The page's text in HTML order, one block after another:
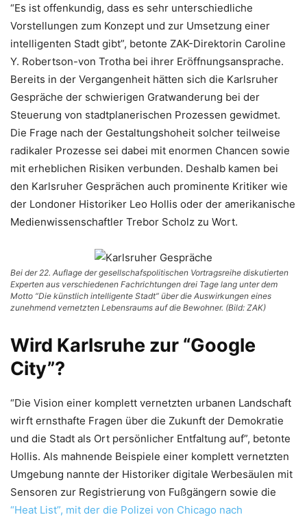
“Es ist offenkundig, dass es sehr unterschiedliche
Vorstellungen zum Konzept und zur Umsetzung einer
intelligenten Stadt gibt”, betonte ZAK-Direktorin Caroline
Y. Robertson-von Trotha bei ihrer Eröffnungsansprache.
Bereits in der Vergangenheit hätten sich die Karlsruher
Gespräche der schwierigen Gratwanderung bei der
Steuerung von stadtplanerischen Prozessen gewidmet.
Die Frage nach der Gestaltungshoheit solcher teilweise
radikaler Prozesse sei dabei mit enormen Chancen sowie
mit erheblichen Risiken verbunden. Deshalb kamen bei
den Karlsruher Gesprächen auch prominente Kritiker wie
der Londoner Historiker Leo Hollis oder der amerikanische
Medienwissenschaftler Trebor Scholz zu Wort.
Bei der 22. Auflage der gesellschafspolitischen Vortragsreihe diskutierten
Experten aus verschiedenen Fachrichtungen drei Tage lang unter dem
Motto “Die künstlich intelligente Stadt” über die Auswirkungen eines
zunehmend vernetzten Lebensraums auf die Bewohner. (Bild: ZAK)
Wird Karlsruhe zur “Google
City”?
“Die Vision einer komplett vernetzten urbanen Landschaft
wirft ernsthafte Fragen über die Zukunft der Demokratie
und die Stadt als Ort persönlicher Entfaltung auf”, betonte
Hollis. Als mahnende Beispiele einer komplett vernetzten
Umgebung nannte der Historiker digitale Werbesäulen mit
Sensoren zur Registrierung von Fußgängern sowie die
“Heat List”, mit der die Polizei von Chicago nach